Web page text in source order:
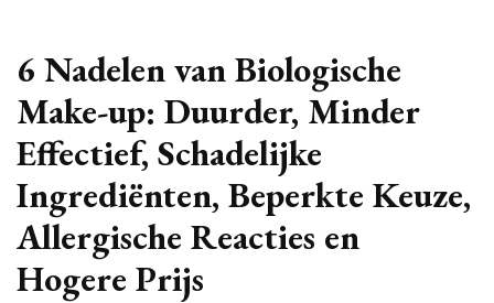
6 Nadelen van Biologische
Make-up: Duurder, Minder
Effectief, Schadelijke
Ingrediënten, Beperkte Keuze,
Allergische Reacties en
Hogere Prijs